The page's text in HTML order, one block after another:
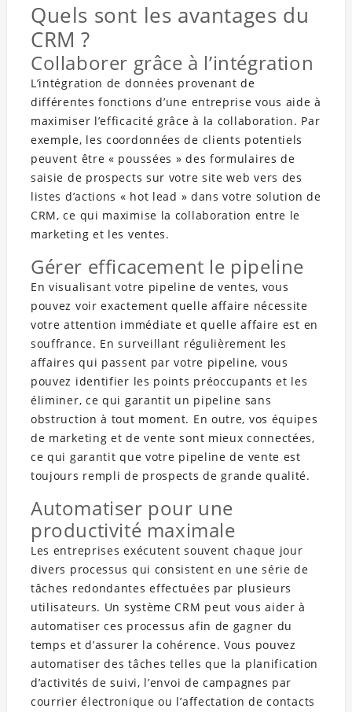
Quels sont les avantages du
CRM ?
Collaborer grâce à l’intégration
L’intégration de données provenant de
différentes fonctions d’une entreprise vous aide à
maximiser l’efficacité grâce à la collaboration. Par
exemple, les coordonnées de clients potentiels
peuvent être « poussées » des formulaires de
saisie de prospects sur votre site web vers des
listes d’actions « hot lead » dans votre solution de
CRM, ce qui maximise la collaboration entre le
marketing et les ventes.
Gérer efficacement le pipeline
En visualisant votre pipeline de ventes, vous
pouvez voir exactement quelle affaire nécessite
votre attention immédiate et quelle affaire est en
souffrance. En surveillant régulièrement les
affaires qui passent par votre pipeline, vous
pouvez identifier les points préoccupants et les
éliminer, ce qui garantit un pipeline sans
obstruction à tout moment. En outre, vos équipes
de marketing et de vente sont mieux connectées,
ce qui garantit que votre pipeline de vente est
toujours rempli de prospects de grande qualité.
Automatiser pour une
productivité maximale
Les entreprises exécutent souvent chaque jour
divers processus qui consistent en une série de
tâches redondantes effectuées par plusieurs
utilisateurs. Un système CRM peut vous aider à
automatiser ces processus afin de gagner du
temps et d’assurer la cohérence. Vous pouvez
automatiser des tâches telles que la planification
d’activités de suivi, l’envoi de campagnes par
courrier électronique ou l’affectation de contacts